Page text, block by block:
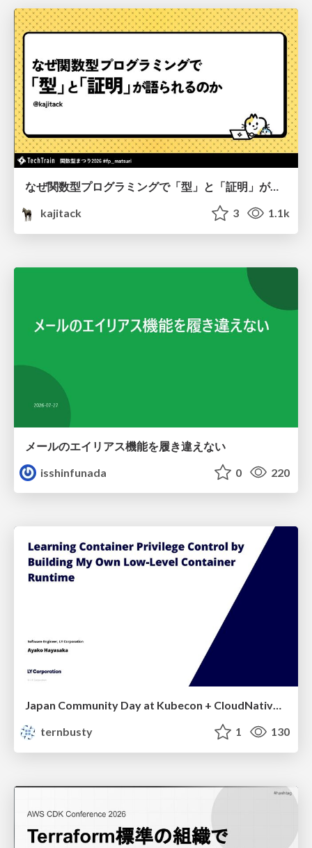
なぜ関数型プログラミングで「型」と「証明」が語られるのか #fp_matsuri
kajitack
3 1.1k
メールのエイリアス機能を履き違えない
isshinfunada
0 220
Japan Community Day at Kubecon + CloudNativeCon Japan 2026: Learning Container Privilege Control by Building My Own Low-Level Container Runtime
ternbusty
1 130